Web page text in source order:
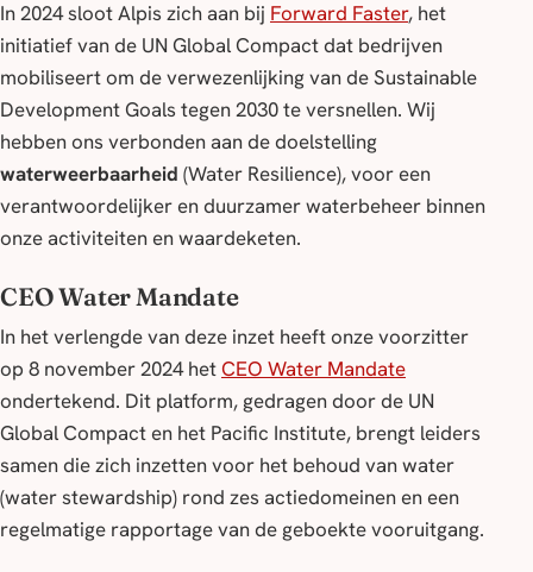
In 2024 sloot Alpis zich aan bij Forward Faster, het
initiatief van de UN Global Compact dat bedrijven
mobiliseert om de verwezenlijking van de Sustainable
Development Goals tegen 2030 te versnellen. Wij
hebben ons verbonden aan de doelstelling
waterweerbaarheid (Water Resilience), voor een
verantwoordelijker en duurzamer waterbeheer binnen
onze activiteiten en waardeketen.
CEO Water Mandate
In het verlengde van deze inzet heeft onze voorzitter
op 8 november 2024 hetCEO Water Mandate
ondertekend. Dit platform, gedragen door de UN
Global Compact en het Pacific Institute, brengt leiders
samen die zich inzetten voor het behoud van water
(water stewardship) rond zes actiedomeinen en een
regelmatige rapportage van de geboekte vooruitgang.